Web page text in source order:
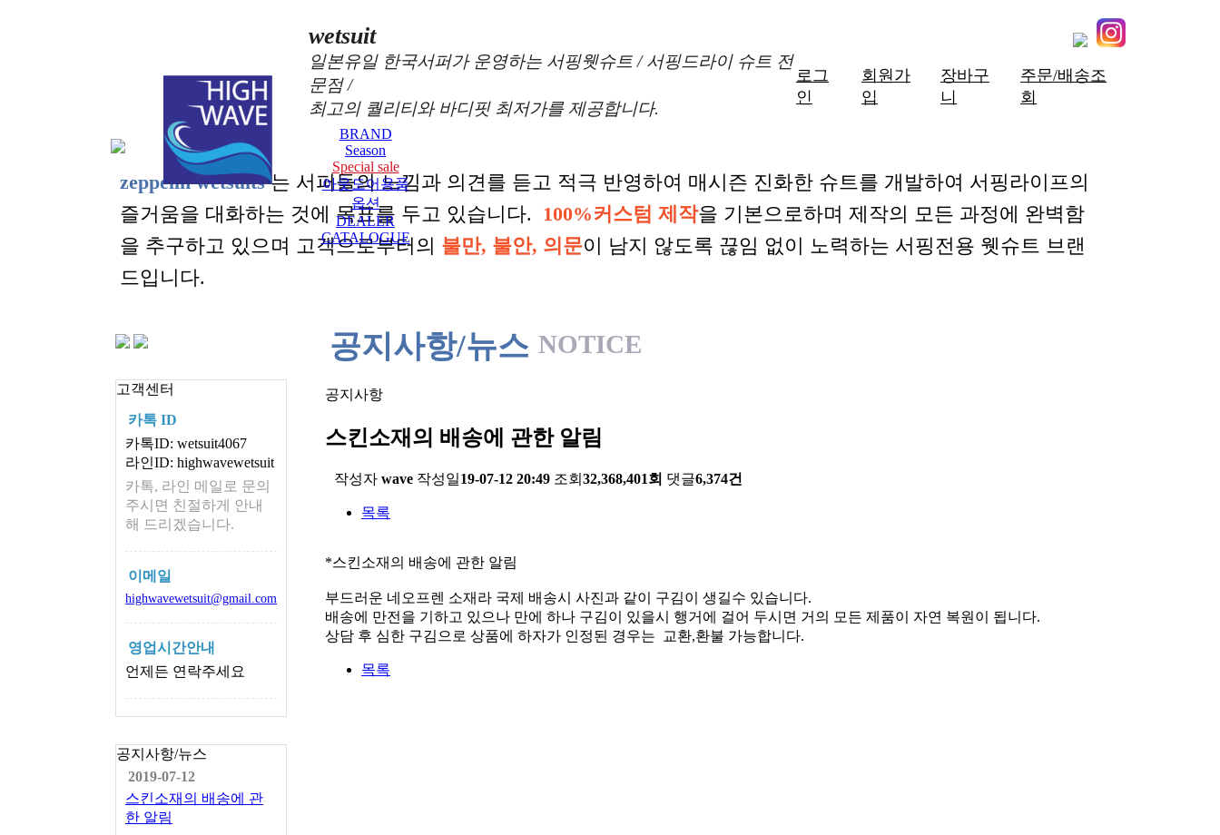
wetsuit
일본유일 한국서퍼가 운영하는 서핑웻슈트 / 서핑드라이 슈트 전
문점 /
최고의 퀄리티와 바디핏 최저가를 제공합니다.
로그
인
회원가
입
장바구
니
주문/배송조
회
BRAND
Season
Special sale
아웃도어용품
옵션
DEALER
CATALOGUE
zeppelin wetsuits는 서퍼들의 느낌과 의견를 듣고 적극 반영하여 매시즌 진화한 슈트를 개발하여 서핑라이프의
즐거움을 대화하는 것에 목표를 두고 있습니다. 100%커스텀 제작을 기본으로하며 제작의 모든 과정에 완벽함
을 추구하고 있으며 고객으로부터의 불만, 불안, 의문이 남지 않도록 끊임 없이 노력하는 서핑전용 웻슈트 브랜
드입니다.
고객센터
카톡 ID
카톡ID: wetsuit4067
라인ID: highwavewetsuit
카톡, 라인 메일로 문의
주시면 친절하게 안내
해 드리겠습니다.
이메일
highwavewetsuit@gmail.com
영업시간안내
언제든 연락주세요
공지사항/뉴스
2019-07-12
스킨소재의 배송에 관
한 알림
공지사항/뉴스 NOTICE
공지사항
스킨소재의 배송에 관한 알림
작성자 wave 작성일19-07-12 20:49 조회 32,368,401회 댓글6,374건
목록
*스킨소재의 배송에 관한 알림
부드러운 네오프렌 소재라 국제 배송시 사진과 같이 구김이 생길수 있습니다.
배송에 만전을 기하고 있으나 만에 하나 구김이 있을시 행거에 걸어 두시면 거의 모든 제품이 자연 복원이 됩니다.
상담 후 심한 구김으로 상품에 하자가 인정된 경우는 교환,환불 가능합니다.
목록